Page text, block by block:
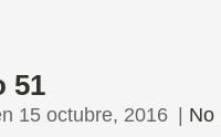
51
15 octubre, 2016 No